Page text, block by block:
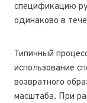
спецификацию
одинаково в
Типичный
использование
возвратного
масштаба. При